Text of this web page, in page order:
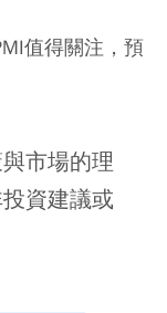
值得關注，預
市場的理
資建議或